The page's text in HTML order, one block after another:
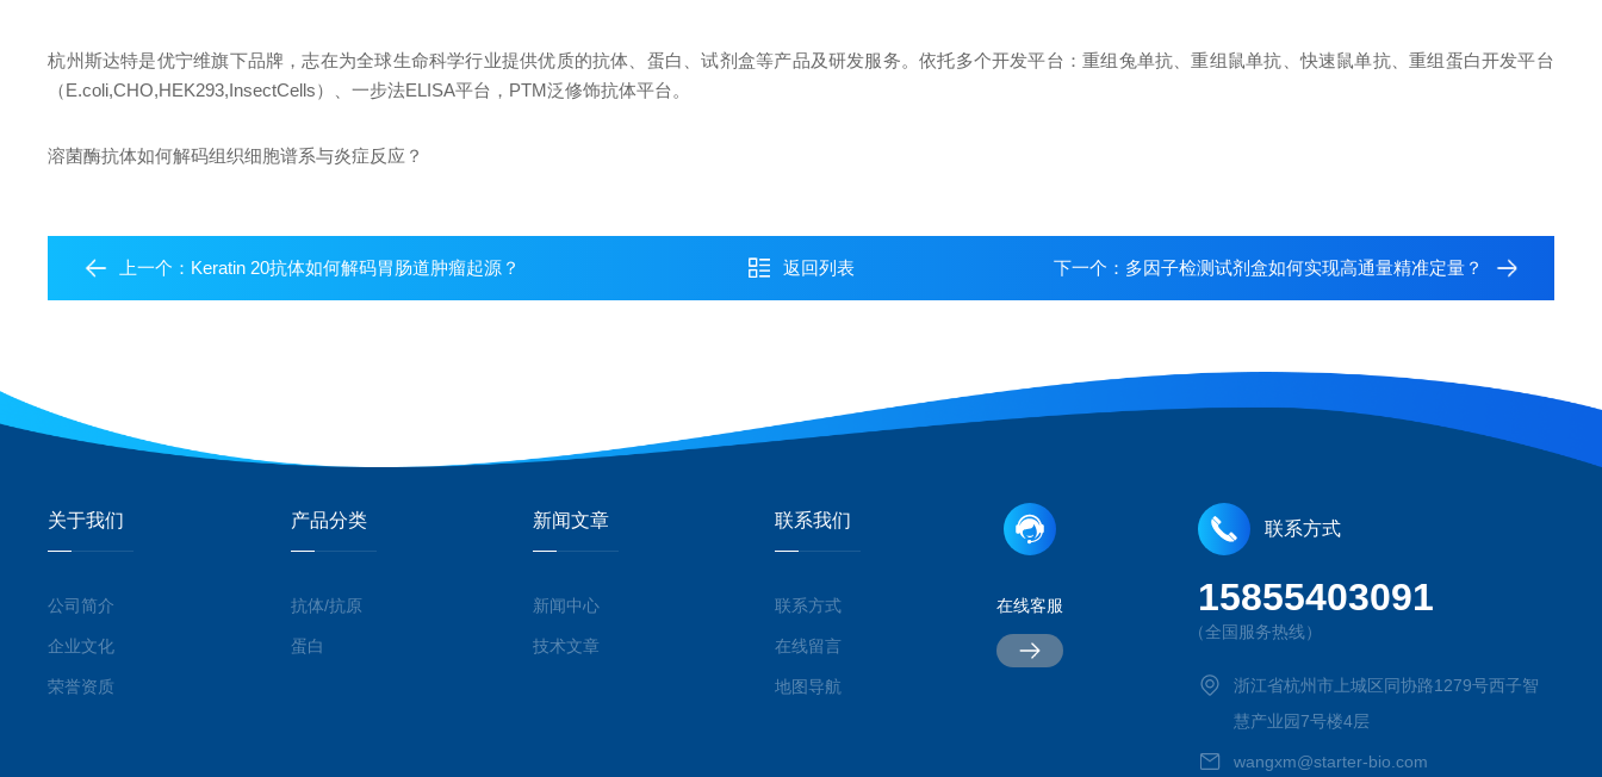
杭州斯达特是优宁维旗下品牌，志在为全球生命科学行业提供优质的抗体、蛋白、试剂盒等产品及研发服务。依托多个开发平台：重组兔单抗、重组鼠单抗、快速鼠单抗、重组蛋白开发平台
（E.coli,CHO,HEK293,InsectCells）、一步法ELISA平台，PTM泛修饰抗体平台。
溶菌酶抗体如何解码组织细胞谱系与炎症反应？
上一个： Keratin 20抗体如何解码胃肠道肿瘤起源？ 返回列表 下一个： 多因子检测试剂盒如何实现高通量精准定量？
关于我们
公司简介
企业文化
荣誉资质
产品分类
抗体/抗原
蛋白
新闻文章
新闻中心
技术文章
联系我们
联系方式
在线留言
地图导航
在线客服
联系方式
15855403091
（全国服务热线）
浙江省杭州市上城区同协路1279号西子智
慧产业园7号楼4层
wangxm@starter-bio.com